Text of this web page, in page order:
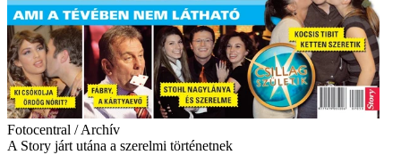
Fotocentral / Archív
A Story járt utána a szerelmi történetnek